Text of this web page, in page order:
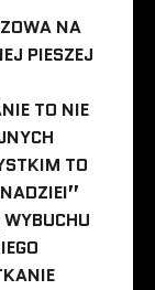
NA
PIESZEJ
TO NIE
TO